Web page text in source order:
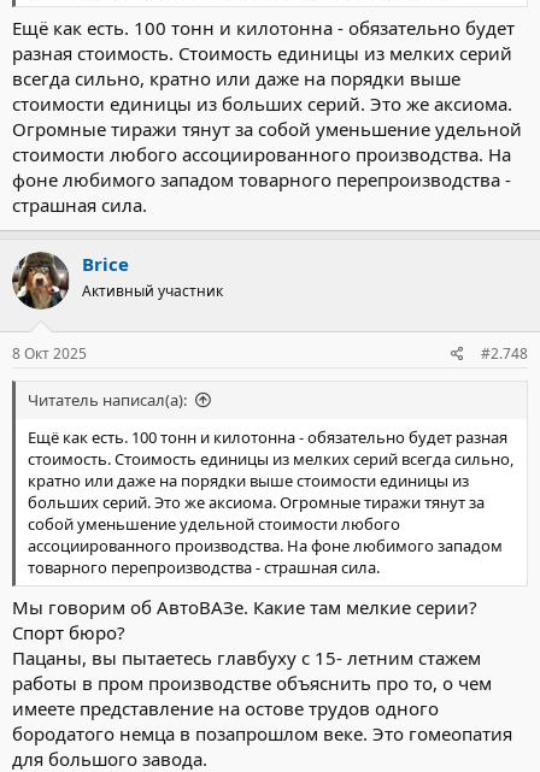
Ещё как есть. 100 тонн и килотонна - обязательно будет
разная стоимость. Стоимость единицы из мелких серий
всегда сильно, кратно или даже на порядки выше
стоимости единицы из больших серий. Это же аксиома.
Огромные тиражи тянут за собой уменьшение удельной
стоимости любого ассоциированного производства. На
фоне любимого западом товарного перепроизводства -
страшная сила.
Brice
Активный участник
8 Окт 2025 #2.748
Читатель написал(а):
Ещё как есть. 100 тонн и килотонна - обязательно будет разная
стоимость. Стоимость единицы из мелких серий всегда сильно,
кратно или даже на порядки выше стоимости единицы из
больших серий. Это же аксиома. Огромные тиражи тянут за
собой уменьшение удельной стоимости любого
ассоциированного производства. На фоне любимого западом
товарного перепроизводства - страшная сила.
Мы говорим об АвтоВАЗе. Какие там мелкие серии?
Спорт бюро?
Пацаны, вы пытаетесь главбуху с 15- летним стажем
работы в пром производстве объяснить про то, о чем
имеете представление на остове трудов одного
бородатого немца в позапрошлом веке. Это гомеопатия
для большого завода.